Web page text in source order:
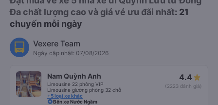
Đa chất lượng cao và giá vé ưu đãi nhất: 21
chuyến mỗi ngày
Vexere Team
Ngày cập nhật: 07/08/2026
Nam Quỳnh Anh
Limousine 22 phòng VIP
Limousine giường phòng 32 chỗ
+5 loại xe khác
4.4
(2223 đánh giá)
Bến xe Nước Ngầm